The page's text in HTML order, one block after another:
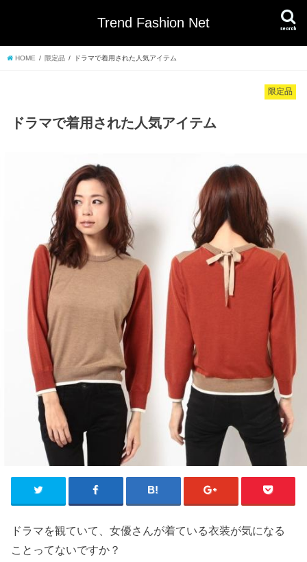
Trend Fashion Net search
HOME 限定品 ドラマで着用された人気アイテム
限定品
ドラマで着用された人気アイテム
ドラマを観ていて、女優さんが着ている衣装が気になる
ことってないですか？